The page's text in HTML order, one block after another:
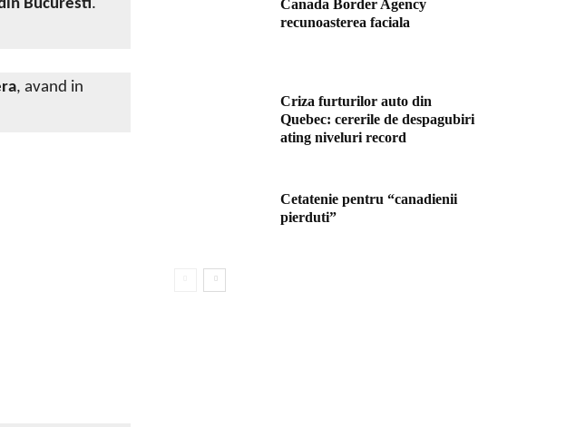
Bucuresti.
, avand in
Canada Border Agency
recunoasterea faciala
Criza furturilor auto din
Quebec: cererile de despagubiri
ating niveluri record
Cetatenie pentru “canadienii
pierduti”